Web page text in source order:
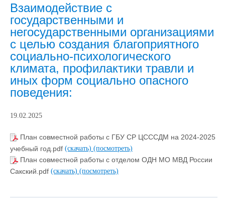
Взаимодействие с
государственными и
негосударственными организациями
с целью создания благоприятного
социально-психологического
климата, профилактики травли и
иных форм социально опасного
поведения:
19.02.2025
План совместной работы с ГБУ СР ЦСССДМ на 2024-2025
учебный год.pdf (скачать) (посмотреть)
План совместной работы с отделом ОДН МО МВД России
Сакский.pdf (скачать) (посмотреть)